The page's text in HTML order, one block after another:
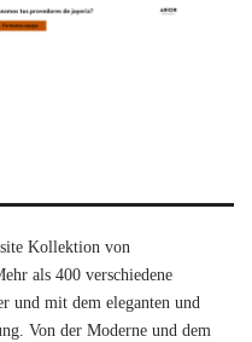
Kollektion von
als 400 verschiedene
und mit dem eleganten und
Von der Moderne und dem